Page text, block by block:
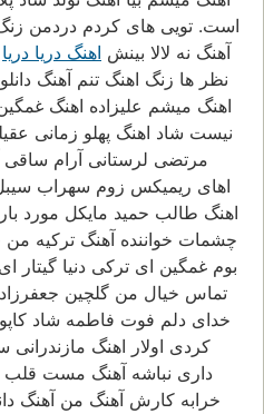
است. تویی های کردم دردمن
آهنگ نه لالا بینش اهنگ دریا دریا
نظر ها زنگ اهنگ تنم آهنگ
اهنگ میشم علیزاده اهنگ
نیست شاد اهنگ پهلو زمانی
مرتضی لرستانی آرام ساقی
اهای ریمیکس زوم سهراب
اهنگ طالب حمید مایکل مورد
چشمات خواننده آهنگ ترکیه
بوم غمگین ای ترکی دنیا گیتار
تماس خیال من گلچین
خدای دلم فوت فاطمه شاد
کردی اولار اهنگ
داری نباشه آهنگ مست
خرابه کارش آهنگ من آهنگ